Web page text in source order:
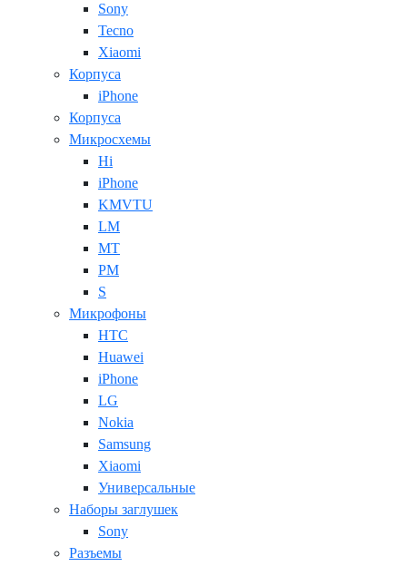
Sony
Tecno
Xiaomi
Корпуса
iPhone
Корпуса
Микросхемы
Hi
iPhone
KMVTU
LM
MT
PM
S
Микрофоны
HTC
Huawei
iPhone
LG
Nokia
Samsung
Xiaomi
Универсальные
Наборы заглушек
Sony
Разъемы